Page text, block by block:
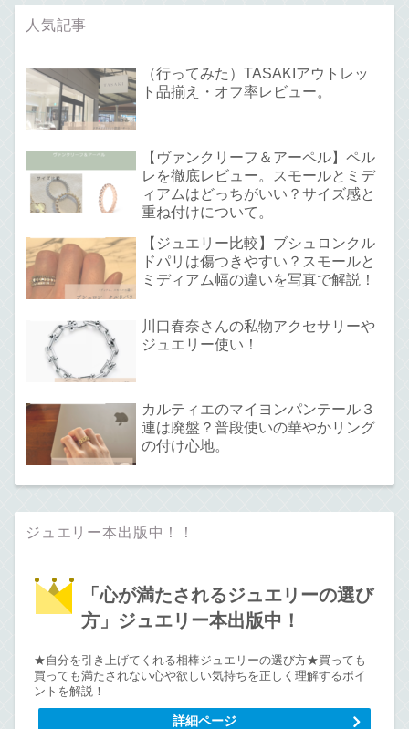
人気記事
（行ってみた）TASAKIアウトレッ
ト品揃え・オフ率レビュー。
【ヴァンクリーフ＆アーペル】ペル
レを徹底レビュー。スモールとミデ
ィアムはどっちがいい？サイズ感と
重ね付けについて。
【ジュエリー比較】ブシュロンクル
ドパリは傷つきやすい？スモールと
ミディアム幅の違いを写真で解説！
川口春奈さんの私物アクセサリーや
ジュエリー使い！
カルティエのマイヨンパンテール３
連は廃盤？普段使いの華やかリング
の付け心地。
ジュエリー本出版中！！
「心が満たされるジュエリーの選び
方」ジュエリー本出版中！
★自分を引き上げてくれる相棒ジュエリーの選び方★買っても
買っても満たされない心や欲しい気持ちを正しく理解するポイ
ントを解説！
詳細ページ